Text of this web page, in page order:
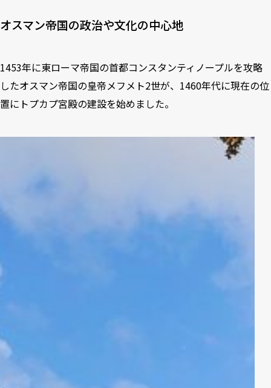
オスマン帝国の政治や文化の中心地
1453年に東ローマ帝国の首都コンスタンティノープルを攻略
したオスマン帝国の皇帝メフメト2世が、1460年代に現在の位
置にトプカプ宮殿の建設を始めました。